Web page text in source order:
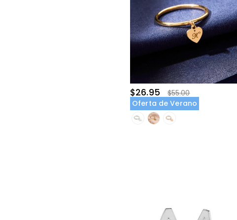
$26.95
$55.00
Oferta de Verano